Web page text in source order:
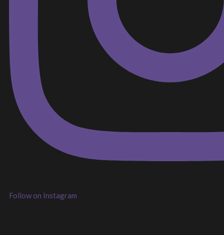
Follow on Instagram